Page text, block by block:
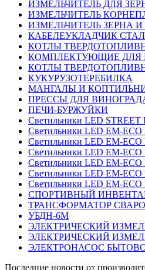
ИЗМЕЛЬЧИТЕЛЬ ДЛЯ
ИЗМЕЛЬЧИТЕЛЬ
ИЗМЕЛЬЧИТЕЛЬ ЗЕРНА
КАБЕЛЕУКЛАДЧИК
КОТЛЫ
КОМПЛЕКТУЮЩИЕ ДЛЯ
КОТЛЫ
КУКУРУЗОТЕРЕБИЛКА
МАНГАЛЫ И
ПРЕССЫ ДЛЯ
ПЕЧИ-БУРЖУЙКИ
Светильники LED
Светильники LED EM-ECO
Светильники LED EM-ECO
Светильники LED EM-ECO
Светильники LED EM-ECO
Светильники LED EM-ECO
Светильники LED EM-ECO
СПОРТИВНЫЙ
ТРАНСФОРМАТОР
УБДН-6М
ЭЛЕКТРИЧЕСКИЙ
ЭЛЕКТРИЧЕСКИЙ
ЭЛЕКТРОНАСОС
Последние новости от